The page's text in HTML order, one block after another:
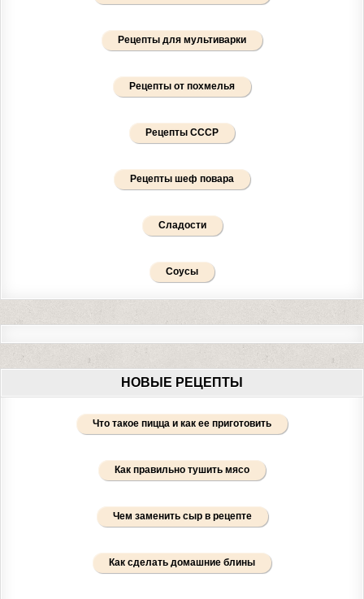
Рецепты для мультиварки
Рецепты от похмелья
Рецепты СССР
Рецепты шеф повара
Сладости
Соусы
НОВЫЕ РЕЦЕПТЫ
Что такое пицца и как ее приготовить
Как правильно тушить мясо
Чем заменить сыр в рецепте
Как сделать домашние блины